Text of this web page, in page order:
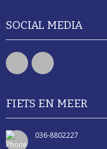
FITNESS
CARDIOTRAINERS
CROSSTRAINERS
SOCIAL MEDIA
FIETS EN MEER
036-8802227